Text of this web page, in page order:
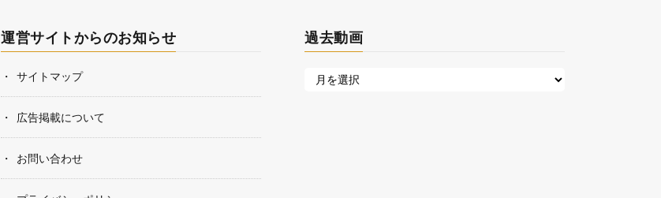
運営サイトからのお知らせ
サイトマップ
広告掲載について
お問い合わせ
過去動画